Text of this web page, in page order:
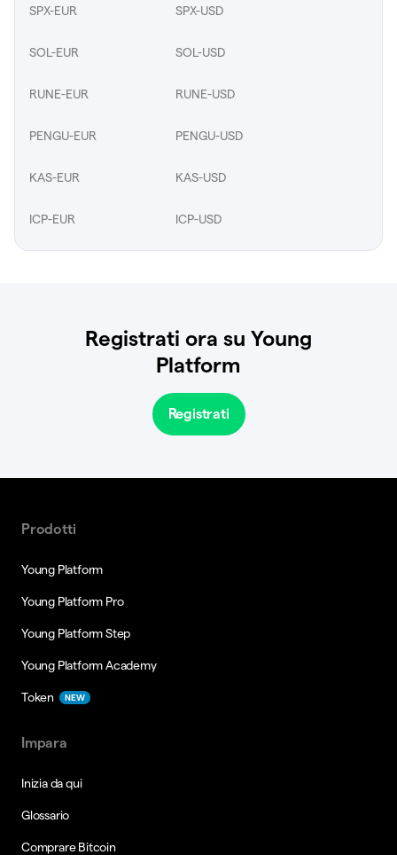
SPX-EUR SPX-USD
SOL-EUR SOL-USD
RUNE-EUR RUNE-USD
PENGU-EUR PENGU-USD
KAS-EUR KAS-USD
ICP-EUR ICP-USD
Registrati ora su Young
Platform
Registrati
Prodotti
Young Platform
Young Platform Pro
Young Platform Step
Young Platform Academy
Token NEW
Impara
Inizia da qui
Glossario
Comprare Bitcoin